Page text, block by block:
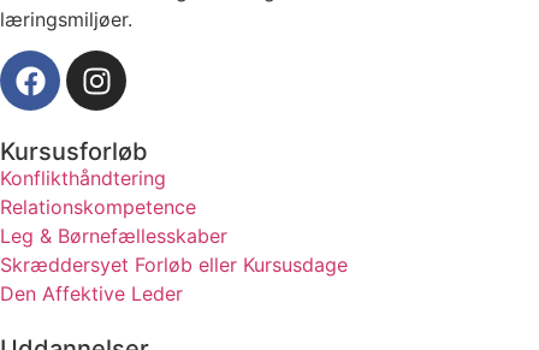
læringsmiljøer.
Kursusforløb
Konflikthåndtering
Relationskompetence
Leg & Børnefællesskaber
Skræddersyet Forløb eller Kursusdage
Den Affektive Leder